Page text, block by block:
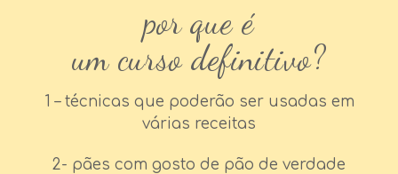
por que é
um curso definitivo?
1 – técnicas que poderão ser usadas em
várias receitas
2- pães com gosto de pão de verdade